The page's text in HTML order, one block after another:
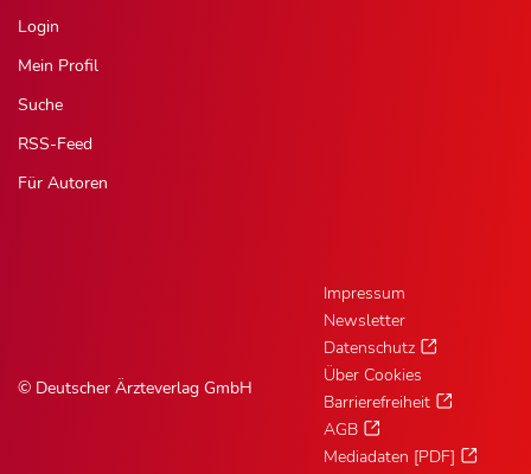
Login
Mein Profil
Suche
RSS-Feed
Für Autoren
© Deutscher Ärzteverlag GmbH
Impressum
Newsletter
Datenschutz
Über Cookies
Barrierefreiheit
AGB
Mediadaten [PDF]